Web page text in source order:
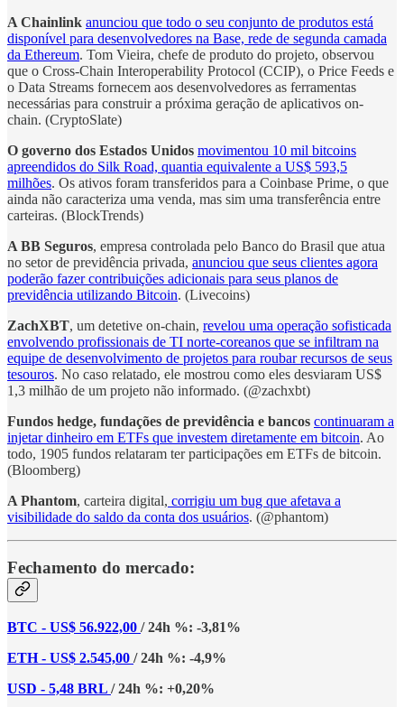
A Chainlink anunciou que todo o seu conjunto de produtos está
disponível para desenvolvedores na Base, rede de segunda camada
da Ethereum. Tom Vieira, chefe de produto do projeto, observou
que o Cross-Chain Interoperability Protocol (CCIP), o Price Feeds e
o Data Streams fornecem aos desenvolvedores as ferramentas
necessárias para construir a próxima geração de aplicativos on-
chain. (CryptoSlate)
O governo dos Estados Unidos movimentou 10 mil bitcoins
apreendidos do Silk Road, quantia equivalente a US$ 593,5
milhões. Os ativos foram transferidos para a Coinbase Prime, o que
ainda não caracteriza uma venda, mas sim uma transferência entre
carteiras. (BlockTrends)
A BB Seguros, empresa controlada pelo Banco do Brasil que atua
no setor de previdência privada, anunciou que seus clientes agora
poderão fazer contribuições adicionais para seus planos de
previdência utilizando Bitcoin. (Livecoins)
ZachXBT, um detetive on-chain, revelou uma operação sofisticada
envolvendo profissionais de TI norte-coreanos que se infiltram na
equipe de desenvolvimento de projetos para roubar recursos de seus
tesouros. No caso relatado, ele mostrou como eles desviaram US$
1,3 milhão de um projeto não informado. (@zachxbt)
Fundos hedge, fundações de previdência e bancos continuaram a
injetar dinheiro em ETFs que investem diretamente em bitcoin. Ao
todo, 1905 fundos relataram ter participações em ETFs de bitcoin.
(Bloomberg)
A Phantom, carteira digital, corrigiu um bug que afetava a
visibilidade do saldo da conta dos usuários. (@phantom)
Fechamento do mercado:
BTC - US$ 56.922,00 / 24h %: -3,81%
ETH - US$ 2.545,00 / 24h %: -4,9%
USD - 5,48 BRL / 24h %: +0,20%